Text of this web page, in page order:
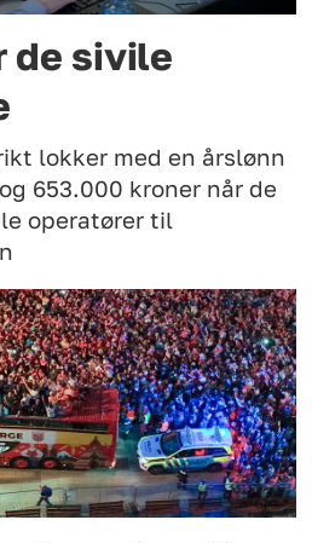
de sivile
lokker med en årslønn
653.000 kroner når de
operatører til